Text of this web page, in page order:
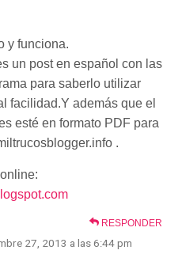
y funciona.
un post en español con las
para saberlo utilizar
facilidad.Y además que el
esté en formato PDF para
.
RESPONDER
27, 2013 a las 6:44 pm